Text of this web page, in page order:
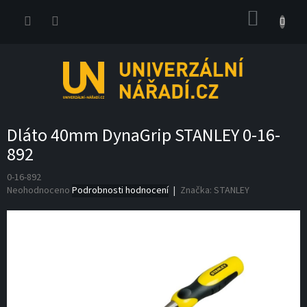
Dláto 40mm DynaGrip STANLEY 0-16-
892
0-16-892
Průměrné
Neohodnoceno Podrobnosti hodnocení Značka: STANLEY